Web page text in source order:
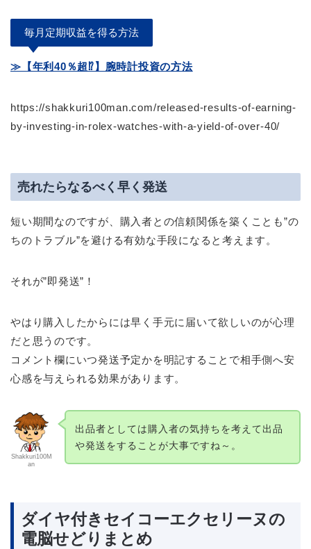
毎月定期収益を得る方法
≫【年利40％超⁉】腕時計投資の方法
https://shakkuri100man.com/released-results-of-earning-
by-investing-in-rolex-watches-with-a-yield-of-over-40/
売れたらなるべく早く発送
短い期間なのですが、購入者との信頼関係を築くことも”の
ちのトラブル”を避ける有効な手段になると考えます。
それが”即発送”！
やはり購入したからには早く手元に届いて欲しいのが心理
だと思うのです。
コメント欄にいつ発送予定かを明記することで相手側へ安
心感を与えられる効果があります。
Shakkuri100M
an
出品者としては購入者の気持ちを考えて出品
や発送をすることが大事ですね～。
ダイヤ付きセイコーエクセリーヌの
電脳せどりまとめ